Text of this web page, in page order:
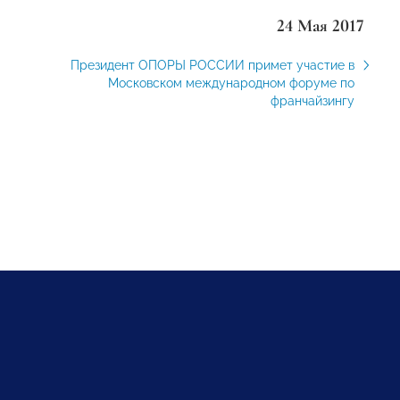
24 Мая 2017
Президент ОПОРЫ РОССИИ примет участие в
Московском международном форуме по
франчайзингу